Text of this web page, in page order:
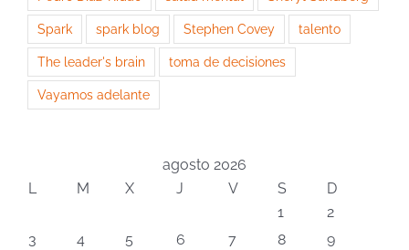
Spark spark blog Stephen Covey talento
The leader's brain toma de decisiones
Vayamos adelante
agosto 2026
L
M X J V S
D
1
2
3
4 5 6 7 8
9